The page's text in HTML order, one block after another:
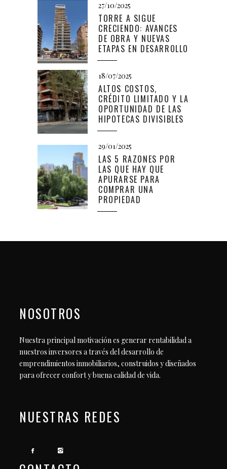
27/10/2025
TORRE A SIGUE
CRECIENDO: AVANCES
DE OBRA Y NUEVAS
ETAPAS EN DESARROLLO
18/07/2025
ALTOS COSTOS,
CRÉDITO LIMITADO Y LA
OPORTUNIDAD DE LAS
HIPOTECAS DIVISIBLES
29/01/2025
LAS 5 RAZONES POR
LAS QUE HAY QUE
APURARSE PARA
COMPRAR UNA
PROPIEDAD
NOSOTROS
Nuestra principal motivación es generar rentabilidad a
nuestros inversores a través del desarrollo de
emprendimientos inmobiliarios, construidos y diseñados
para ofrecer confort y buena calidad de vida.
NUESTRAS REDES